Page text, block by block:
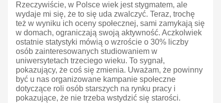
Rzeczywiście, w Polsce wiek jest stygmatem, ale
wydaje mi się, że to się uda zwalczyć. Teraz, trochę
też w wyniku ich oceny społecznej, sami zamykają się
w domach, ograniczają swoją aktywność. Aczkolwiek
ostatnie statystyki mówią o wzroście o 30% liczby
osób zainteresowanych studiowaniem w
uniwersytetach trzeciego wieku. To sygnał,
pokazujący, że coś się zmienia. Uważam, że powinny
być u nas organizowane kampanie społeczne
dotyczące roli osób starszych na rynku pracy i
pokazujące, że nie trzeba wstydzić się starości.